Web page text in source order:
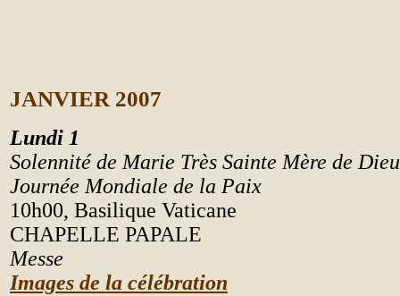
JANVIER 2007
Lundi 1
Solennité de Marie Très Sainte Mère de Dieu
Journée Mondiale de la Paix
10h00, Basilique Vaticane
CHAPELLE PAPALE
Messe
Images de la célébration